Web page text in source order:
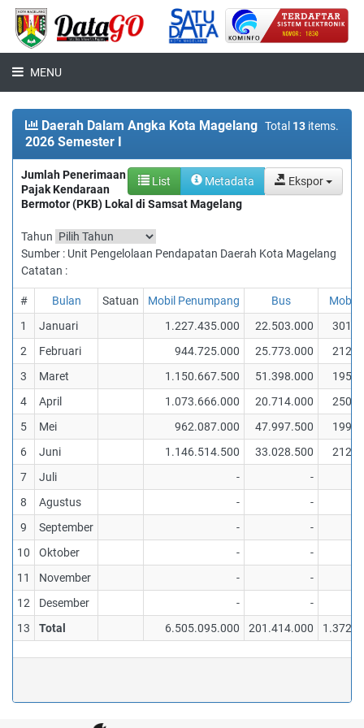
MENU
Total 13 items.
Daerah Dalam Angka Kota Magelang
2026 Semester I
List Metadata Ekspor
Jumlah Penerimaan
Pajak Kendaraan
Bermotor (PKB) Lokal di Samsat Magelang
Tahun
Sumber : Unit Pengelolaan Pendapatan Daerah Kota Magelang
Catatan :
# Bulan Satuan Mobil Penumpang Bus
Mobil
1
Januari 1.227.435.000 22.503.000
2
Februari 944.725.000 25.773.000
3
Maret 1.150.667.500 51.398.000
4
April 1.073.666.000 20.714.000
5
Mei 962.087.000 47.997.500
6
Juni 1.146.514.500 33.028.500
7
Juli -
-
8
Agustus -
-
9
September -
-
10
Oktober -
-
11
November -
-
12
Desember -
-
13
Total 6.505.095.000 201.414.000